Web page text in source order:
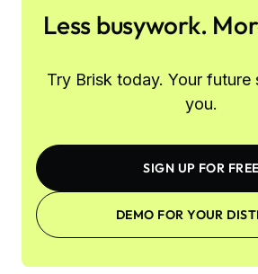
Less busywork.
Try Brisk today. Your future
you.
SIGN UP FOR FREE
DEMO FOR YOUR